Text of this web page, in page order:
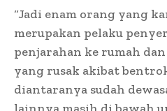
“Jadi enam orang yang
merupakan pelaku
penjarahan ke rumah
yang rusak akibat
diantaranya sudah